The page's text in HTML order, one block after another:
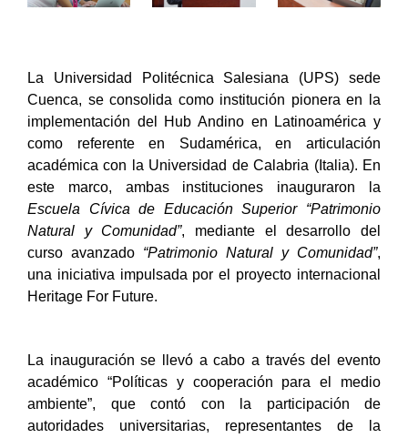
La Universidad Politécnica Salesiana (UPS) sede
Cuenca, se consolida como institución pionera en la
implementación del Hub Andino en Latinoamérica y
como referente en Sudamérica, en articulación
académica con la Universidad de Calabria (Italia). En
este marco, ambas instituciones inauguraron la
Escuela Cívica de Educación Superior “Patrimonio
Natural y Comunidad”, mediante el desarrollo del
curso avanzado “Patrimonio Natural y Comunidad”,
una iniciativa impulsada por el proyecto internacional
Heritage For Future.
La inauguración se llevó a cabo a través del evento
académico “Políticas y cooperación para el medio
ambiente”, que contó con la participación de
autoridades universitarias, representantes de la